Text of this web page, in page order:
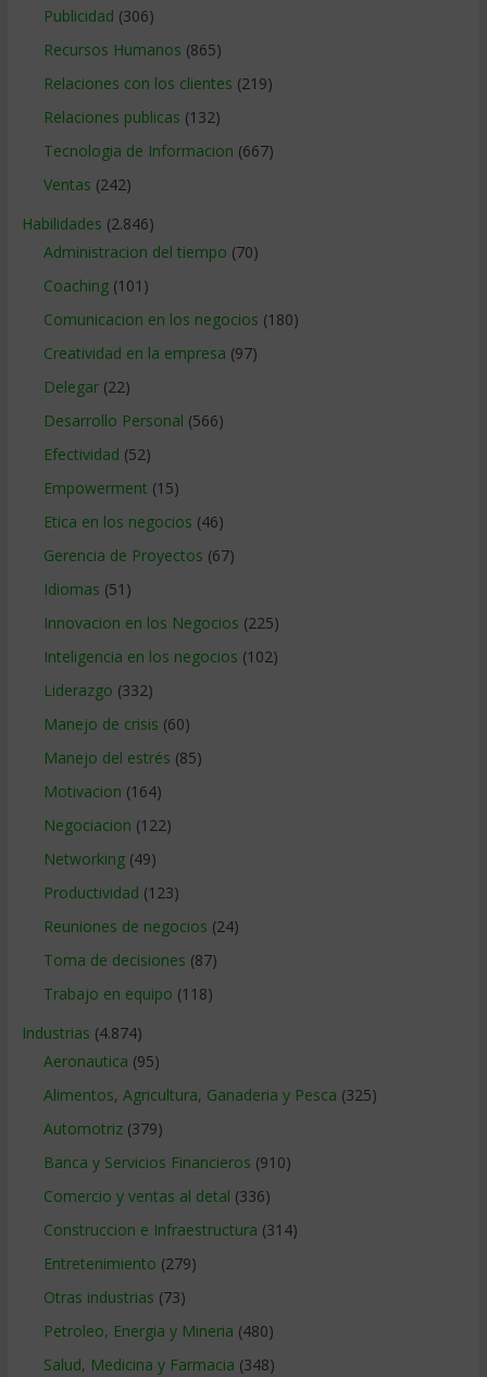
Publicidad (306)
Recursos Humanos (865)
Relaciones con los clientes (219)
Relaciones publicas (132)
Tecnologia de Informacion (667)
Ventas (242)
Habilidades (2.846)
Administracion del tiempo (70)
Coaching(101)
Comunicacion en los negocios (180)
Creatividad en la empresa (97)
Delegar(22)
Desarrollo Personal (566)
Efectividad (52)
Empowerment (15)
Etica en los negocios (46)
Gerencia de Proyectos (67)
Idiomas (51)
Innovacion en los Negocios (225)
Inteligencia en los negocios (102)
Liderazgo (332)
Manejo de crisis (60)
Manejo del estrés (85)
Motivacion (164)
Negociacion (122)
Networking(49)
Productividad (123)
Reuniones de negocios (24)
Toma de decisiones (87)
Trabajo en equipo (118)
Industrias (4.874)
Aeronautica (95)
Alimentos, Agricultura, Ganaderia y Pesca (325)
Automotriz(379)
Banca y Servicios Financieros (910)
Comercio y ventas al detal (336)
Construccion e Infraestructura (314)
Entretenimiento (279)
Otras industrias (73)
Petroleo, Energia y Mineria (480)
Salud, Medicina y Farmacia (348)